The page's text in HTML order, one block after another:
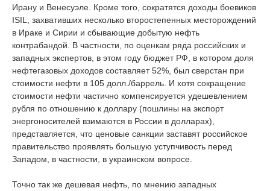
Ирану и Венесуэле. Кроме того, сократятся доходы боевиков
ISIL, захвативших несколько второстепенных месторождений
в Ираке и Сирии и сбывающие добытую нефть
контрабандой. В частности, по оценкам ряда российских и
западных экспертов, в этом году бюджет РФ, в котором доля
нефтегазовых доходов составляет 52%, был сверстан при
стоимости нефти в 105 долл./баррель. И хотя сокращение
стоимости нефти частично компенсируется удешевлением
рубля по отношению к доллару (пошлины на экспорт
энергоносителей взимаются в России в долларах),
представляется, что ценовые санкции заставят российское
правительство проявлять большую уступчивость перед
Западом, в частности, в украинском вопросе.
Точно так же дешевая нефть, по мнению западных